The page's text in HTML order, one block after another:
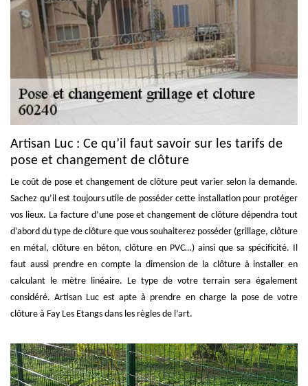
Artisan Luc : Ce qu’il faut savoir sur les tarifs de
pose et changement de clôture
Le coût de pose et changement de clôture peut varier selon la demande.
Sachez qu’il est toujours utile de posséder cette installation pour protéger
vos lieux. La facture d’une pose et changement de clôture dépendra tout
d’abord du type de clôture que vous souhaiterez posséder (grillage, clôture
en métal, clôture en béton, clôture en PVC…) ainsi que sa spécificité. Il
faut aussi prendre en compte la dimension de la clôture à installer en
calculant le mètre linéaire. Le type de votre terrain sera également
considéré. Artisan Luc est apte à prendre en charge la pose de votre
clôture à Fay Les Etangs dans les règles de l’art.